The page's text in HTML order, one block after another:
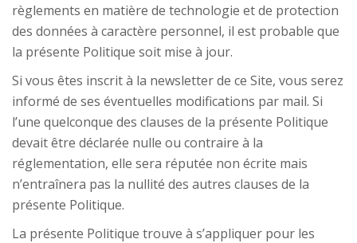
règlements en matière de technologie et de protection
des données à caractère personnel, il est probable que
la présente Politique soit mise à jour.
Si vous êtes inscrit à la newsletter de ce Site, vous serez
informé de ses éventuelles modifications par mail. Si
l’une quelconque des clauses de la présente Politique
devait être déclarée nulle ou contraire à la
réglementation, elle sera réputée non écrite mais
n’entraînera pas la nullité des autres clauses de la
présente Politique.
La présente Politique trouve à s’appliquer pour les